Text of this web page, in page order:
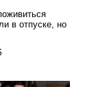
в отпуске, но